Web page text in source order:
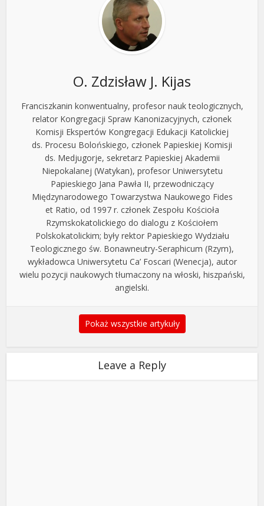
O. Zdzisław J. Kijas
Franciszkanin konwentualny, profesor nauk teologicznych,
relator Kongregacji Spraw Kanonizacyjnych, członek
Komisji Ekspertów Kongregacji Edukacji Katolickiej
ds. Procesu Bolońskiego, członek Papieskiej Komisji
ds. Medjugorje, sekretarz Papieskiej Akademii
Niepokalanej (Watykan), profesor Uniwersytetu
Papieskiego Jana Pawła II, przewodniczący
Międzynarodowego Towarzystwa Naukowego Fides
et Ratio, od 1997 r. członek Zespołu Kościoła
Rzymskokatolickiego do dialogu z Kościołem
Polskokatolickim; były rektor Papieskiego Wydziału
Teologicznego św. Bonawneutry-Seraphicum (Rzym),
wykładowca Uniwersytetu Ca’ Foscari (Wenecja), autor
wielu pozycji naukowych tłumaczony na włoski, hiszpański,
angielski.
Pokaż wszystkie artykuły
Leave a Reply